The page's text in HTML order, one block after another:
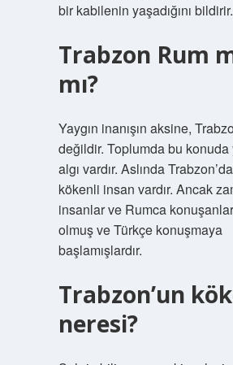
bir kabilenin yaşadığını bildirir.
Trabzon Rum
mı?
Yaygın inanışın aksine,
değildir. Toplumda bu konuda
algı vardır. Aslında
kökenli insan vardır. Ancak
insanlar ve Rumca
olmuş ve Türkçe konuşmaya
başlamışlardır.
Trabzon’un
neresi?